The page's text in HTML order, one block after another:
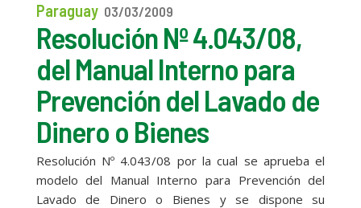
Paraguay 03/03/2009
Resolución Nº 4.043/08,
del Manual Interno para
Prevención del Lavado de
Dinero o Bienes
Resolución Nº 4.043/08 por la cual se aprueba el
modelo del Manual Interno para Prevención del
Lavado de Dinero o Bienes y se dispone su